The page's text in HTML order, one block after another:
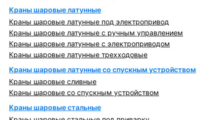
Краны шаровые латунные
Краны шаровые латунные под электропривод
Краны шаровые латунные с ручным управлением
Краны шаровые латунные с электроприводом
Краны шаровые латунные трехходовые
Краны шаровые латунные со спускным устройством
Краны шаровые сливные
Краны шаровые со спускным устройством
Краны шаровые стальные